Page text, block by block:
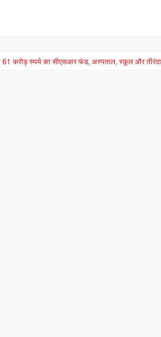
61 करोड़ रुपये का सीएसआर फंड, अस्पताल, स्कूल और